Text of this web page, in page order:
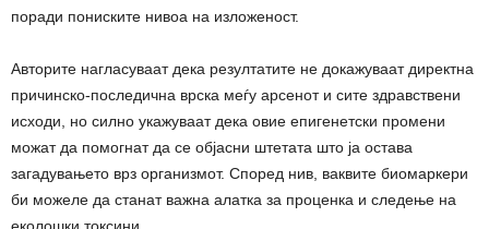
поради пониските нивоа на изложеност.
Авторите нагласуваат дека резултатите не докажуваат директна
причинско-последична врска меѓу арсенот и сите здравствени
исходи, но силно укажуваат дека овие епигенетски промени
можат да помогнат да се објасни штетата што ја остава
загадувањето врз организмот. Според нив, ваквите биомаркери
би можеле да станат важна алатка за проценка и следење на